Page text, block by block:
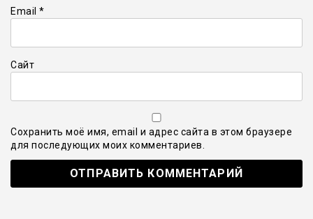
Email *
Сайт
Сохранить моё имя, email и адрес сайта в этом браузере
для последующих моих комментариев.